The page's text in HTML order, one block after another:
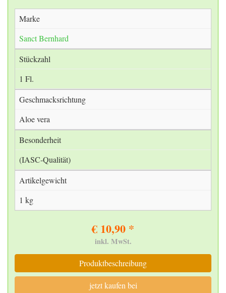
Marke
Sanct Bernhard
Stückzahl
1 Fl.
Geschmacksrichtung
Aloe vera
Besonderheit
(IASC-Qualität)
Artikelgewicht
1 kg
€ 10,90 *
inkl. MwSt.
Produktbeschreibung
jetzt kaufen bei